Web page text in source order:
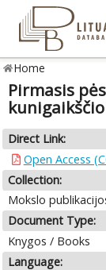
Home
Pirmasis
Direct Link:
Open Access
Collection:
Mokslo
Document Type:
Knygos / Books
Language: